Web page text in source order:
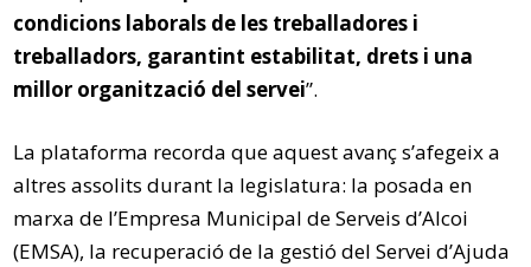
condicions laborals de les treballadores i
treballadors, garantint estabilitat, drets i una
millor organització del servei”.
La plataforma recorda que aquest avanç s’afegeix a
altres assolits durant la legislatura: la posada en
marxa de l’Empresa Municipal de Serveis d’Alcoi
(EMSA), la recuperació de la gestió del Servei d’Ajuda